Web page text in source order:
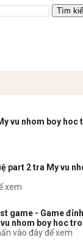
vu nhom boy hoc
part 2 tra My vu
xem
game - Game
nhom boy hoc tro
vào đây để xem